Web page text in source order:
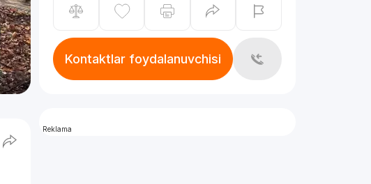
Kontaktlar foydalanuvchisi
Reklama